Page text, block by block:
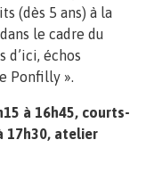
(dès 5 ans) à la
le cadre du
d’ici, échos
Ponfilly ».
à 16h45, courts-
17h30, atelier